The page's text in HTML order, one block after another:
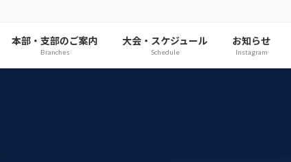
本部・支部のご案内
Branches
大会・スケジュール
Schedule
お知らせ
Instagram